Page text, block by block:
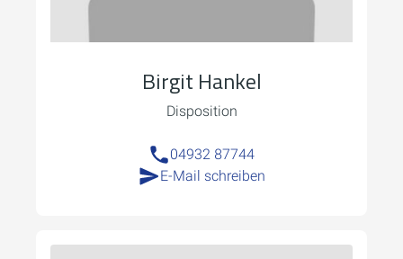
Birgit Hankel
Disposition
04932 87744
E-Mail schreiben